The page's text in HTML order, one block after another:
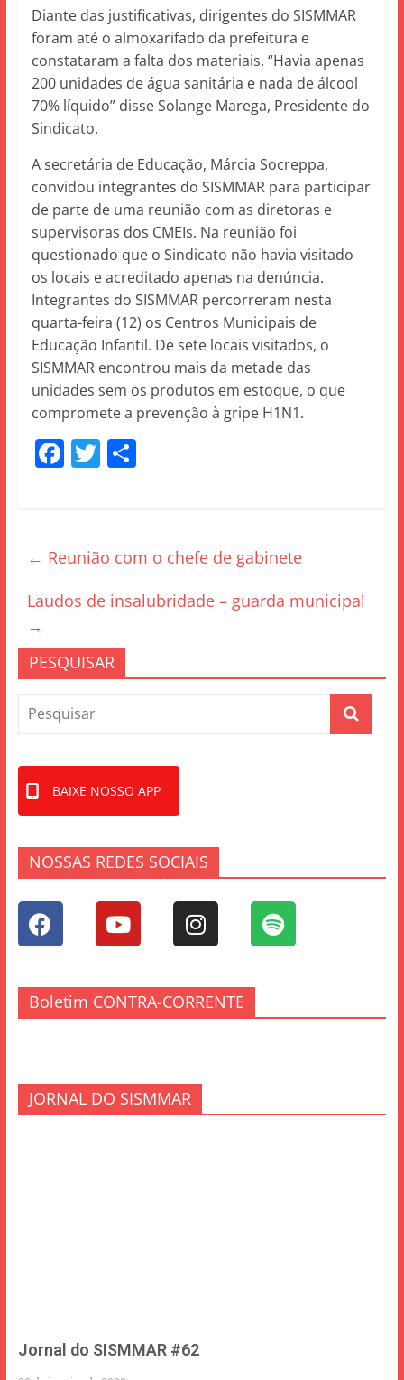
Diante das justificativas, dirigentes do SISMMAR
foram até o almoxarifado da prefeitura e
constataram a falta dos materiais. “Havia apenas
200 unidades de água sanitária e nada de álcool
70% líquido” disse Solange Marega, Presidente do
Sindicato.
A secretária de Educação, Márcia Socreppa,
convidou integrantes do SISMMAR para participar
de parte de uma reunião com as diretoras e
supervisoras dos CMEIs. Na reunião foi
questionado que o Sindicato não havia visitado
os locais e acreditado apenas na denúncia.
Integrantes do SISMMAR percorreram nesta
quarta-feira (12) os Centros Municipais de
Educação Infantil. De sete locais visitados, o
SISMMAR encontrou mais da metade das
unidades sem os produtos em estoque, o que
compromete a prevenção à gripe H1N1.
F
b
o
k
T S
← Reunião com o chefe de gabinete
Laudos de insalubridade – guarda municipal
→
PESQUISAR
BAIXE NOSSO APP
NOSSAS REDES SOCIAIS
Boletim CONTRA-CORRENTE
JORNAL DO SISMMAR
Jornal do SISMMAR #62